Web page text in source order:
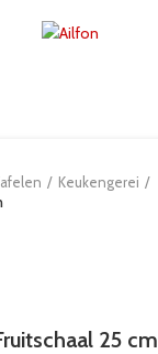
Keukengerei
25 cm